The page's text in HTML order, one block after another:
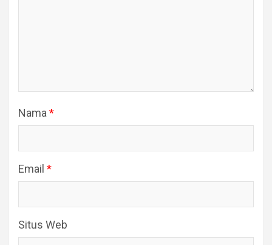
Nama*
Email *
Situs Web